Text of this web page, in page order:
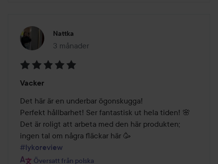
Nattka
3 månader
Inlägget skapades 3 månader
5
av
5
Vacker
Det här är en underbar ögonskugga!
Perfekt hållbarhet! Ser fantastisk ut hela tiden! 🌸
Det är roligt att arbeta med den här produkten;
#lykoreview
Översatt från polska